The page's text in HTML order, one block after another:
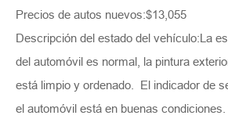
Precios de autos nuevos:$13,055
Descripción del estado del vehículo:La
del automóvil es normal, la pintura
está limpio y ordenado. El indicador de
el automóvil está en buenas